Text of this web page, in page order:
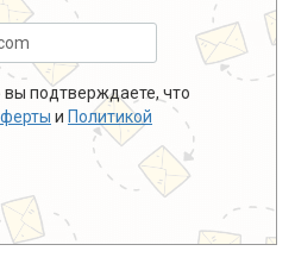
подтверждаете, что
и Политикой